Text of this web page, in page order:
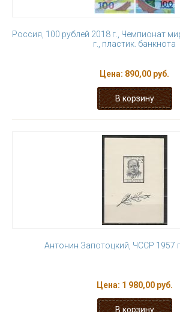
Россия, 100 рублей 2018 г., Чемпионат
г., пластик. банкнота
Цена: 890,00 руб.
Антонин Запотоцкий, ЧССР 1957 г,
Цена: 1 980,00 руб.